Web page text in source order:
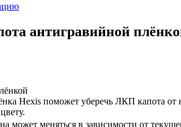
антигравийной
Hexis поможет уберечь ЛКП капота от
может меняться в зависимости от